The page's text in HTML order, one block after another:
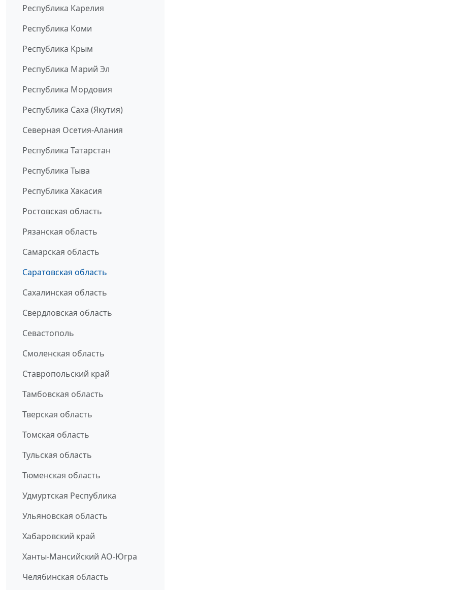
Республика Карелия
Республика Коми
Республика Крым
Республика Марий Эл
Республика Мордовия
Республика Саха (Якутия)
Северная Осетия-Алания
Республика Татарстан
Республика Тыва
Республика Хакасия
Ростовская область
Рязанская область
Самарская область
Саратовская область
Сахалинская область
Свердловская область
Севастополь
Смоленская область
Ставропольский край
Тамбовская область
Тверская область
Томская область
Тульская область
Тюменская область
Удмуртская Республика
Ульяновская область
Хабаровский край
Ханты-Мансийский АО-Югра
Челябинская область